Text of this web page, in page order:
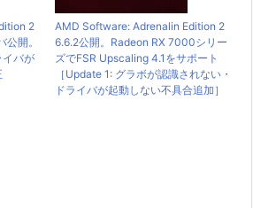
2
開。
イバが
AMD Software: Adrenalin Edition 2
6.6.2公開。Radeon RX 7000シリー
ズでFSR Upscaling 4.1をサポート
［Update 1: グラボが認識されない・
ドライバが起動しない不具合追加］